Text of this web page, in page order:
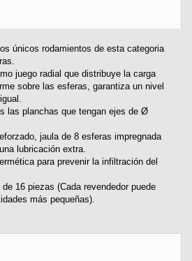
únicos rodamientos de esta categoria
juego radial que distribuye la carga
sobre las esferas, garantiza un nivel
las planchas que tengan ejes de Ø
jaula de 8 esferas impregnada
lubricación extra.
para prevenir la infiltración del
16 piezas (Cada revendedor puede
más pequeñas).